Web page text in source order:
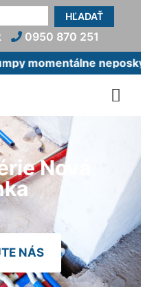
HĽADAŤ
0950 870 251
momentálne
Nová
NÁS